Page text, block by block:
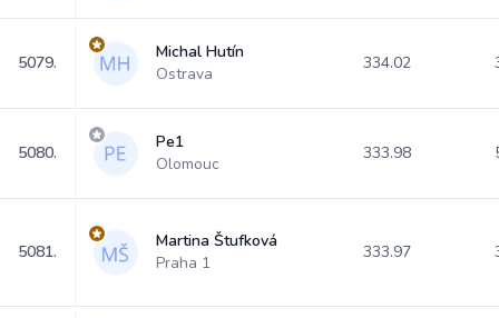
5079.
Michal Hutín
Ostrava
334.02
5080.
Pe1
Olomouc
333.98
5081.
Martina Štufková
Praha 1
333.97